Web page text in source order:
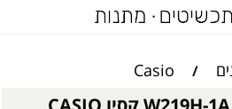
/
Casio